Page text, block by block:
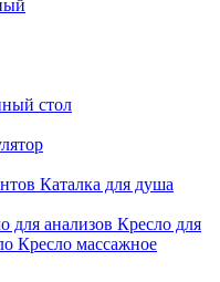
стол
Каталка для душа
для анализов Кресло для
Кресло массажное